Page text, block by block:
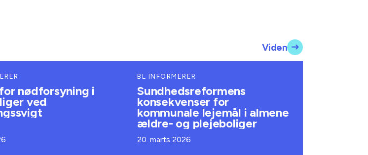
Viden
nødforsyning i
ved
BL INFORMERER
Sundhedsreformens
konsekvenser for
kommunale lejemål i almene
ældre- og plejeboliger
20. marts 2026